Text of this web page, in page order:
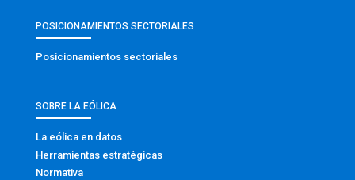
POSICIONAMIENTOS SECTORIALES
Posicionamientos sectoriales
SOBRE LA EÓLICA
La eólica en datos
Herramientas estratégicas
Normativa